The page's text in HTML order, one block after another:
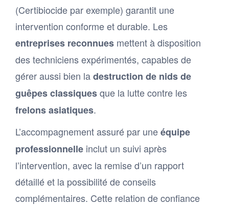
(Certibiocide par exemple) garantit une
intervention conforme et durable. Les
entreprises reconnues mettent à disposition
des techniciens expérimentés, capables de
gérer aussi bien ladestruction de nids de
guêpes classiquesque la lutte contre les
frelons asiatiques.
L’accompagnement assuré par uneéquipe
professionnelle inclut un suivi après
l’intervention, avec la remise d’un rapport
détaillé et la possibilité de conseils
complémentaires. Cette relation de confiance